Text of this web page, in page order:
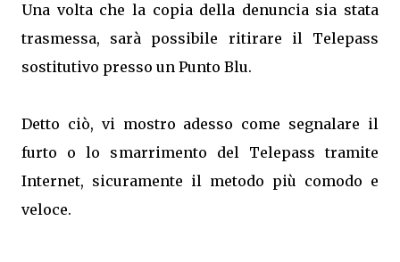
Una volta che la copia della denuncia sia stata
trasmessa, sarà possibile ritirare il Telepass
sostitutivo presso un Punto Blu.
Detto ciò, vi mostro adesso come segnalare il
furto o lo smarrimento del Telepass tramite
Internet, sicuramente il metodo più comodo e
veloce.